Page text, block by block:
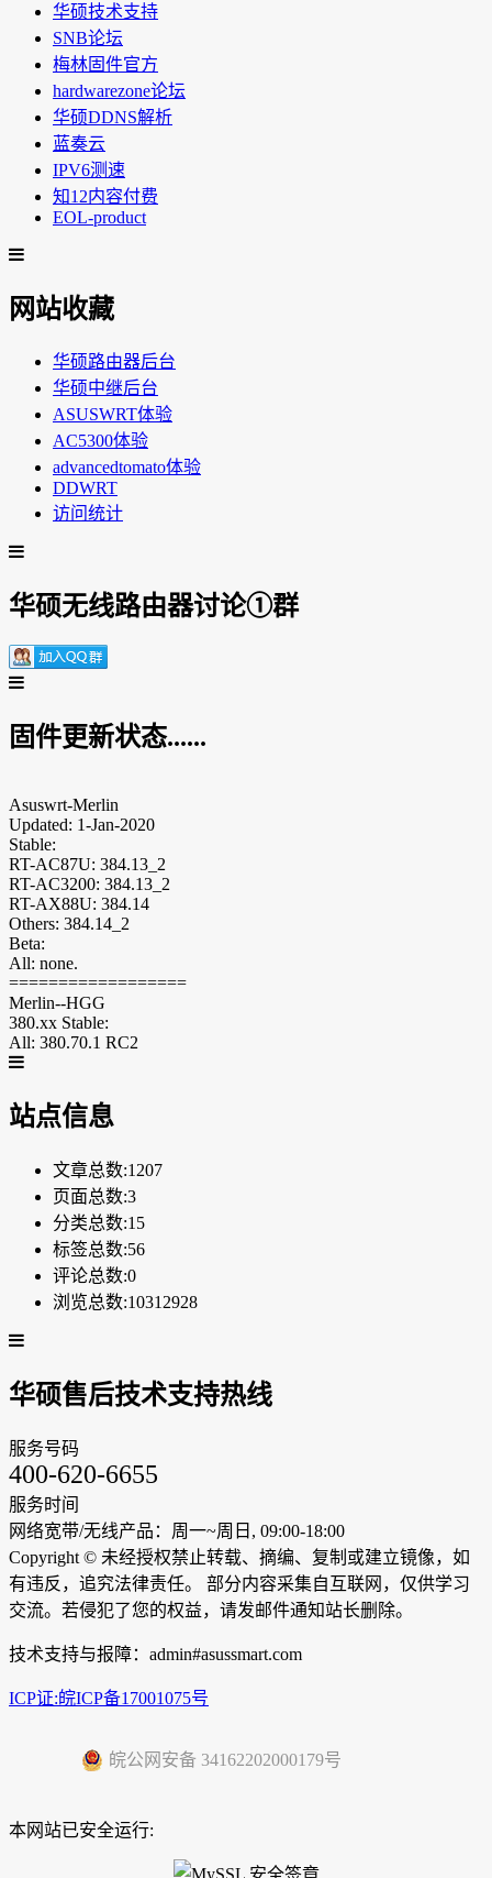
华硕技术支持
SNB论坛
梅林固件官方
hardwarezone论坛
华硕DDNS解析
蓝奏云
IPV6测速
知12内容付费
EOL-product
网站收藏
华硕路由器后台
华硕中继后台
ASUSWRT体验
AC5300体验
advancedtomato体验
DDWRT
访问统计
华硕无线路由器讨论①群
固件更新状态......
Asuswrt-Merlin
Updated: 1-Jan-2020
Stable:
RT-AC87U: 384.13_2
RT-AC3200: 384.13_2
RT-AX88U: 384.14
Others: 384.14_2
Beta:
All: none.
==================
Merlin--HGG
380.xx Stable:
All: 380.70.1 RC2
站点信息
文章总数:1207
页面总数:3
分类总数:15
标签总数:56
评论总数:0
浏览总数:10312928
华硕售后技术支持热线
服务号码
400-620-6655
服务时间
网络宽带/无线产品：周一~周日, 09:00-18:00
Copyright © 未经授权禁止转载、摘编、复制或建立镜像，如
有违反，追究法律责任。 部分内容采集自互联网，仅供学习
交流。若侵犯了您的权益，请发邮件通知站长删除。
技术支持与报障：admin#asussmart.com
ICP证:皖ICP备17001075号
皖公网安备 34162202000179号
本网站已安全运行: